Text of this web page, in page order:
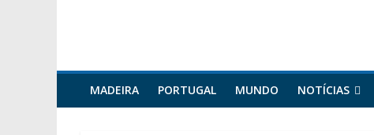
MADEIRA PORTUGAL MUNDO NOTÍCIAS